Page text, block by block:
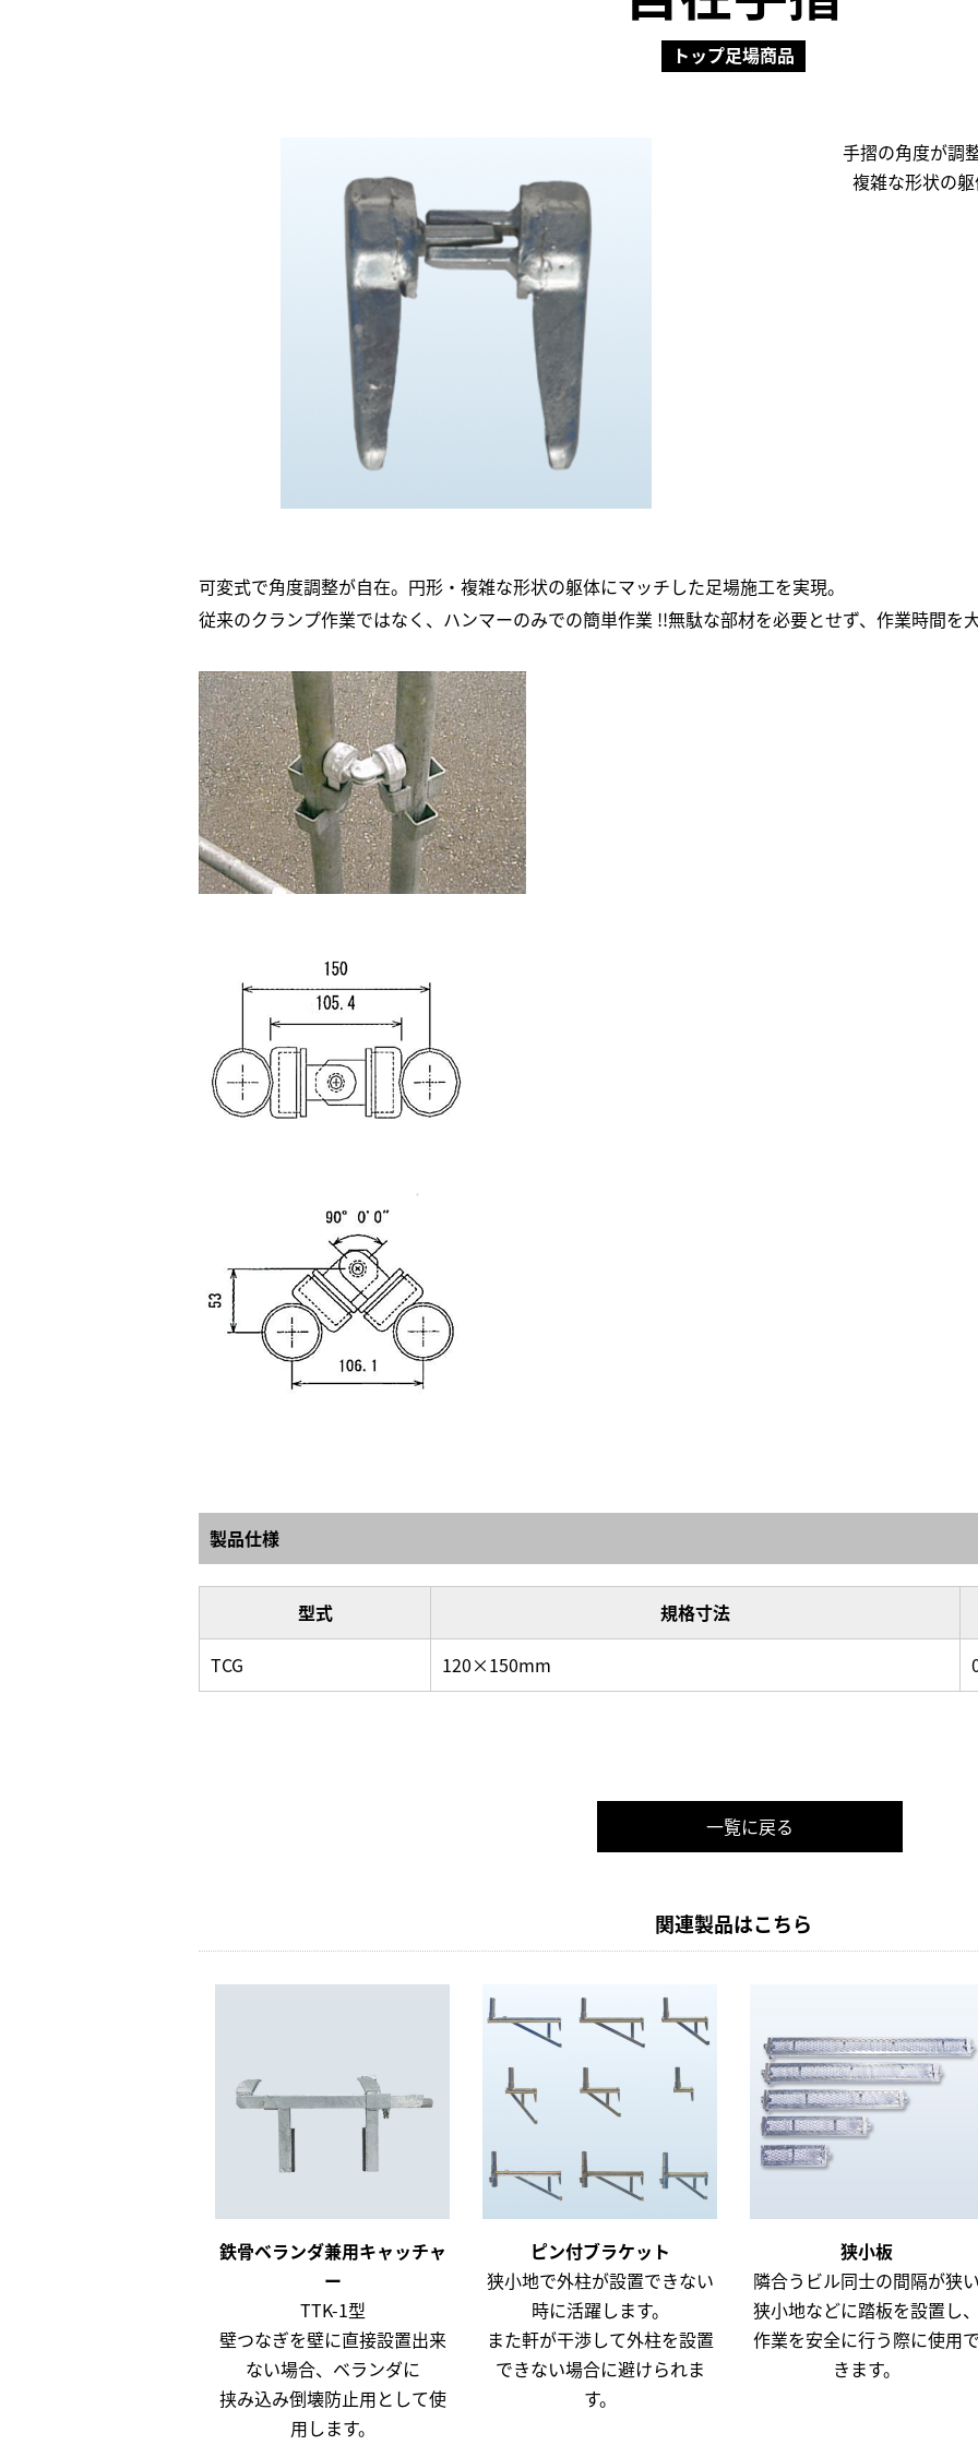
トップ足場商品
手摺の角度が調
複雑な形状の躯
可変式で角度調整が自在。円形・複雑な形状の躯体にマッチした足場施工を実現。
従来のクランプ作業ではなく、ハンマーのみでの簡単作業 !!無駄な部材を必要とせず、作業時間を
製品仕様
型式 規格寸法
TCG
120×150mm
一覧に戻る
関連製品はこちら
鉄骨ベランダ兼用キャッチャ
ー
TTK-1型
壁つなぎを壁に直接設置出来
ない場合、ベランダに
挟み込み倒壊防止用として使
用します。
ピン付ブラケット
狭小地で外柱が設置できない
時に活躍します。
また軒が干渉して外柱を設置
できない場合に避けられま
す。
狭小板
隣合うビル同士の間隔が狭い
狭小地などに踏板を設置し、
作業を安全に行う際に使用で
きます。